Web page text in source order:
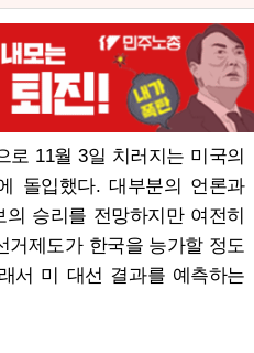
로 11월 3일 치러지는 미국의
돌입했다. 대부분의 언론과
승리를 전망하지만 여전히
거제도가 한국을 능가할 정도
서 미 대선 결과를 예측하는